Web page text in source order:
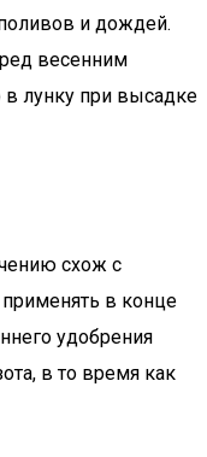
и дождей.
весенним
в лунку при высадке
схож с
в конце
удобрения
в то время как